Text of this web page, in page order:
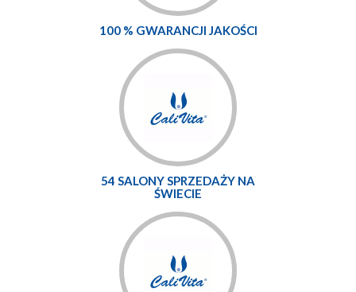
100 % GWARANCJI JAKOŚCI
54 SALONY SPRZEDAŻY NA
ŚWIECIE